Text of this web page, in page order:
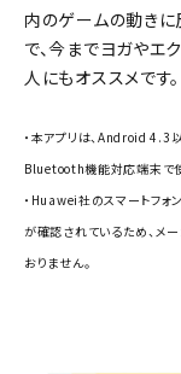
内のゲームの動きに
で、今までヨガやエ
人にもオススメです。
・本アプリは、Android 4.3
Bluetooth機能対応端末で
・Huawei社のスマートフォ
が確認されているため、メ
おりません。